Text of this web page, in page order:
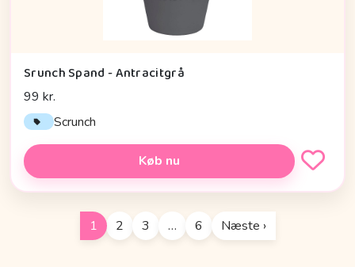
Srunch Spand - Antracitgrå
99 kr.
Scrunch
Køb nu
1 2 3 … 6 Næste ›